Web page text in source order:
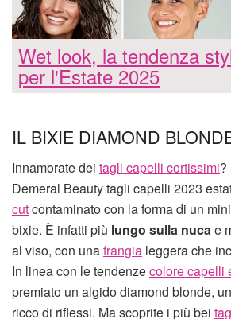
Wet look, la tendenza
per l'Estate 2025
IL BIXIE DIAMOND
Innamorate dei tagli capelli cortissimi?
Demeral Beauty tagli capelli 2023
cutcontaminato con la forma di un mini
bixie. È infatti più lungo sulla nucae
al viso, con unafrangia leggera che
In linea con le tendenzecolore capelli
premiato un algido diamond blonde, un
ricco di riflessi. Ma scoprite i più bei